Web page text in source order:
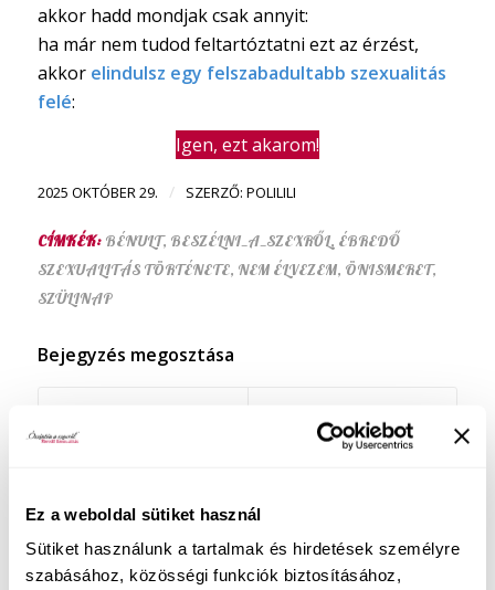
Ez a weboldal sütiket használ
Sütiket használunk a tartalmak és hirdetések személyre
szabásához, közösségi funkciók biztosításához,
akkor hadd mondjak csak annyit:
ha már nem tudod feltartóztatni ezt az érzést,
akkor elindulsz egy felszabadultabb szexualitás
felé:
Igen, ezt akarom!
2025 OKTÓBER 29. / SZERZŐ: POLILILI
CÍMKÉK: BÉNULT, BESZÉLNI_A_SZEXRŐL, ÉBREDŐ
SZEXUALITÁS TÖRTÉNETE, NEM ÉLVEZEM, ÖNISMERET,
SZÜLINAP
Bejegyzés megosztása